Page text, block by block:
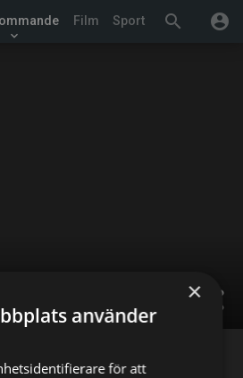
search account_circle
keyboard_arrow_down
Film Sport
share
×
använder
för att